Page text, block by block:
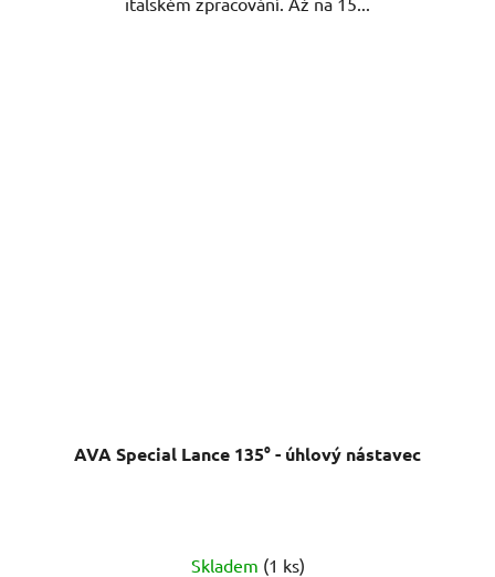
AVA Special Lance 135° - úhlový nástavec
Skladem (1 ks)